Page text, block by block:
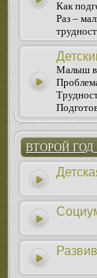
Как
Раз –
Малыш в
ВТОРОЙ